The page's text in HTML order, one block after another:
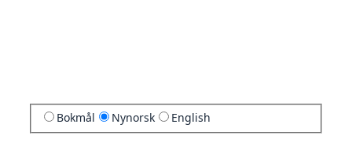
Bokmål Nynorsk English